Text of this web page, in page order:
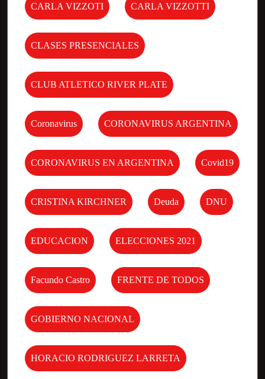
CARLA VIZZOTI CARLA VIZZOTTI
CLASES PRESENCIALES
CLUB ATLETICO RIVER PLATE
Coronavirus CORONAVIRUS ARGENTINA
CORONAVIRUS EN ARGENTINA Covid19
CRISTINA KIRCHNER Deuda DNU
EDUCACION ELECCIONES 2021
Facundo Castro FRENTE DE TODOS
GOBIERNO NACIONAL
HORACIO RODRIGUEZ LARRETA